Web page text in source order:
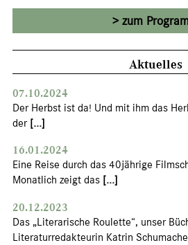
zum
Aktuelles
07.10.2024
Der Herbst ist da! Und mit ihm das
der [...]
16.01.2024
Eine Reise durch das 40jährige
Monatlich zeigt das [...]
20.12.2023
Das „Literarische Roulette“, unser
Literaturredakteurin Katrin